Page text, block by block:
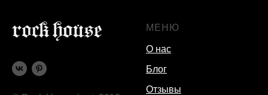
МЕНЮ
О нас
Блог
Отзывы